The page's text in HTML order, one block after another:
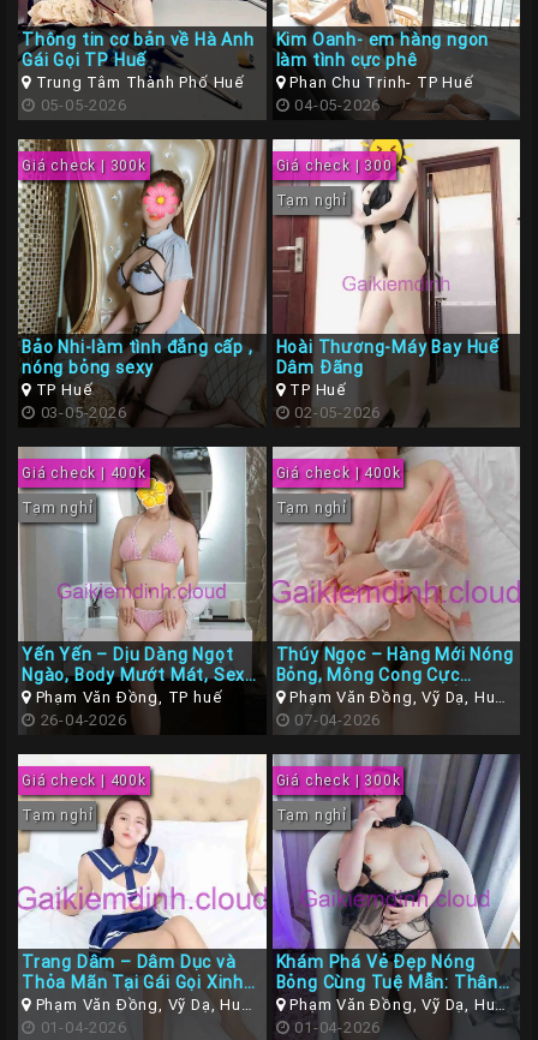
Thông tin cơ bản về Hà Anh
Gái Gọi TP Huế
Trung Tâm Thành Phố Huế
05-05-2026
Kim Oanh- em hàng ngon
làm tình cực phê
Phan Chu Trinh- TP Huế
04-05-2026
Giá check | 300k
Bảo Nhi-làm tình đẳng cấp ,
nóng bỏng sexy
TP Huế
03-05-2026
Giá check | 300
Tạm nghỉ
Hoài Thương-Máy Bay Huế
Dâm Đãng
TP Huế
02-05-2026
Giá check | 400k
Tạm nghỉ
Yến Yến – Dịu Dàng Ngọt
Ngào, Body Mướt Mát, Sexy
Dâm Tình, Làm Tình Đỉnh
Chóp
Phạm Văn Đồng, TP huế
26-04-2026
Giá check | 400k
Tạm nghỉ
Thúy Ngọc – Hàng Mới Nóng
Bỏng, Mông Cong Cực
Quyến Rũ, Đúng Chuẩn
Hàng Ngon Bổ Rẻ
Phạm Văn Đồng, Vỹ Dạ, Huế,
Thừa Thiên Huế
07-04-2026
Giá check | 400k
Tạm nghỉ
Trang Dâm – Dâm Dục và
Thỏa Mãn Tại Gái Gọi Xinh
Đẹp Huế
Phạm Văn Đồng, Vỹ Dạ, Huế,
Thừa Thiên Huế
01-04-2026
Giá check | 300k
Tạm nghỉ
Khám Phá Vẻ Đẹp Nóng
Bỏng Cùng Tuệ Mẫn: Thân
Hình Múp Máp Ngoan Dâm,
Em Chiều Khách Cực Kỳ
Phạm Văn Đồng, Vỹ Dạ, Huế,
Thừa Thiên Huế
01-04-2026